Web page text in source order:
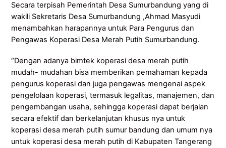
Secara terpisah Pemerintah Desa Sumurbandung yang di
wakili Sekretaris Desa Sumurbandung ,Ahmad Masyudi
menambahkan harapannya untuk Para Pengurus dan
Pengawas Koperasi Desa Merah Putih Sumurbandung.
“Dengan adanya bimtek koperasi desa merah putih
mudah- mudahan bisa memberikan pemahaman kepada
pengurus koperasi dan juga pengawas mengenai aspek
pengelolaan koperasi, termasuk legalitas, manajemen, dan
pengembangan usaha, sehingga koperasi dapat berjalan
secara efektif dan berkelanjutan khusus nya untuk
koperasi desa merah putih sumur bandung dan umum nya
untuk koperasi desa merah putih di Kabupaten Tangerang